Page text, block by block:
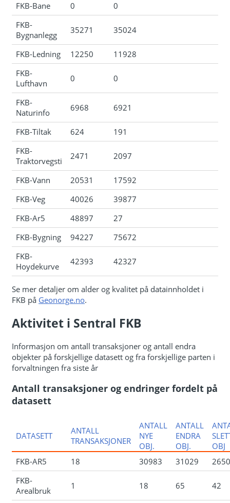
FKB-Bane 0
0
FKB-
Bygnanlegg
35271 35024
FKB-Ledning 12250
11928
FKB-
Lufthavn
0 0
FKB-
Naturinfo
6968 6921
FKB-Tiltak 624
191
FKB-
Traktorvegsti
2471 2097
FKB-Vann 20531
17592
FKB-Veg
40026
39877
FKB-Ar5
48897
27
FKB-Bygning
94227
75672
FKB-
Hoydekurve
42393 42327
Se mer detaljer om alder og kvalitet på datainnholdet i
FKB på Geonorge.no.
Aktivitet i Sentral FKB
Informasjon om antall transaksjoner og antall endra
objekter på forskjellige datasett og fra forskjellige parten i
forvaltningen fra siste år
Antall transaksjoner og endringer fordelt på
datasett
DATASETT
ANTALL
TRANSAKSJONER
ANTALL
NYE
OBJ.
ANTALL
ENDRA
OBJ.
OBJ
FKB-AR5
18 30983 31029
FKB-
Arealbruk
1 18 65 42